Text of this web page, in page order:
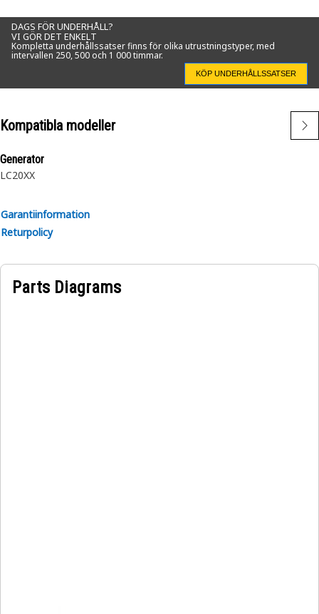
DAGS FÖR UNDERHÅLL?
VI GÖR DET ENKELT
Kompletta underhållssatser finns för olika utrustningstyper, med
intervallen 250, 500 och 1 000 timmar.
KÖP UNDERHÅLLSSATSER
Kompatibla modeller
Generator
LC20XX
Garantiinformation
Returpolicy
Parts Diagrams